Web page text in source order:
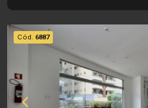
Cód. 6887